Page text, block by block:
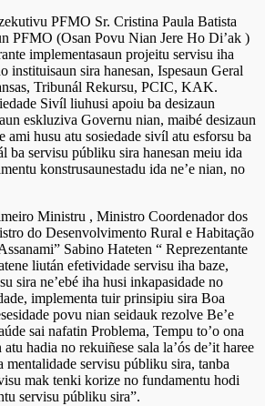
PFMO Sr. Cristina Paula Batista
PFMO (Osan Povu Nian Jere Ho Di’ak )
implementasaun projeitu servisu iha
instituisaun sira hanesan, Ispesaun Geral
Tribunál Rekursu, PCIC, KAK.
Sivíl liuhusi apoiu ba desizaun
eskluziva Governu nian, maibé desizaun
ami husu atu sosiedade sivíl atu esforsu ba
ba servisu públiku sira hanesan meiu ida
konstrusaunestadu ida ne’e nian, no
Ministru , Ministro Coordenador dos
do Desenvolvimento Rural e Habitação
Sabino Hateten “ Reprezentante
liután efetividade servisu iha baze,
sira ne’ebé iha husi inkapasidade no
implementa tuir prinsipiu sira Boa
povu nian seidauk rezolve Be’e
sai nafatin Problema, Tempu to’o ona
hadia no rekuiñese sala la’ós de’it haree
mentalidade servisu públiku sira, tanba
mak tenki korize no fundamentu hodi
servisu públiku sira”.